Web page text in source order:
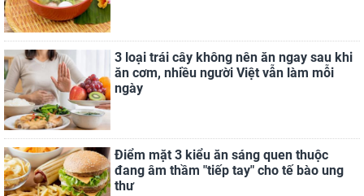
3 loại trái cây không nên ăn ngay sau khi
ăn cơm, nhiều người Việt vẫn làm mỗi
ngày
Điểm mặt 3 kiểu ăn sáng quen thuộc
đang âm thầm "tiếp tay" cho tế bào ung
thư